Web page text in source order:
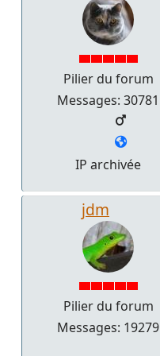
Pilier du forum
Messages: 30781
IP archivée
jdm
Pilier du forum
Messages: 19279